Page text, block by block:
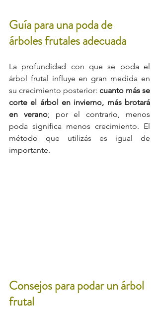
Guía para una poda de
árboles frutales adecuada
La profundidad con que se poda el
árbol frutal influye en gran medida en
su crecimiento posterior: cuanto más se
corte el árbol en invierno, más brotará
en verano; por el contrario, menos
poda significa menos crecimiento. El
método que utilizás es igual de
importante.
Consejos para podar un árbol
frutal